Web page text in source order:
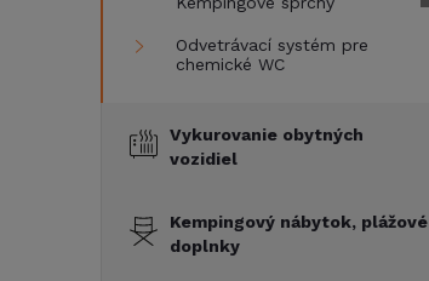
Odvetrávací systém pre
chemické WC
Vykurovanie obytných
vozidiel
Kempingový nábytok, plážové
doplnky